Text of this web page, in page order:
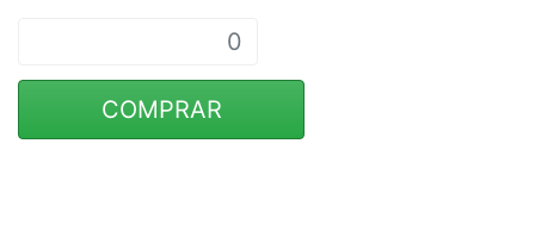
COMPRAR